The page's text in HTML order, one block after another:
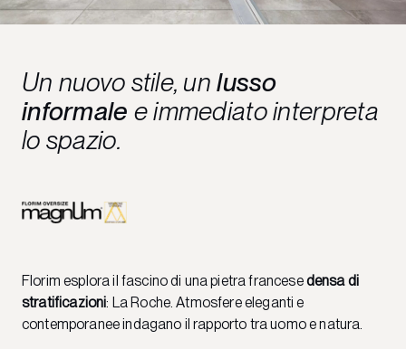
Un nuovo stile, unlusso
informale e immediato interpreta
lo spazio.
Florim esplora il fascino di una pietra francesedensa di
stratificazioni: La Roche. Atmosfere eleganti e
contemporanee indagano il rapporto tra uomo e natura.